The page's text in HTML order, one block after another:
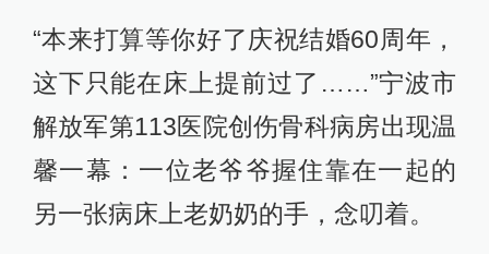
“本来打算等你好了庆祝结婚60周年，
这下只能在床上提前过了……”宁波市
解放军第113医院创伤骨科病房出现温
馨一幕：一位老爷爷握住靠在一起的
另一张病床上老奶奶的手，念叨着。